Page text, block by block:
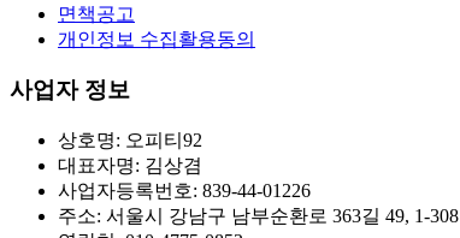
면책공고
개인정보 수집활용동의
사업자 정보
상호명: 오피티92
대표자명: 김상겸
사업자등록번호: 839-44-01226
주소: 서울시 강남구 남부순환로 363길 49, 1-308